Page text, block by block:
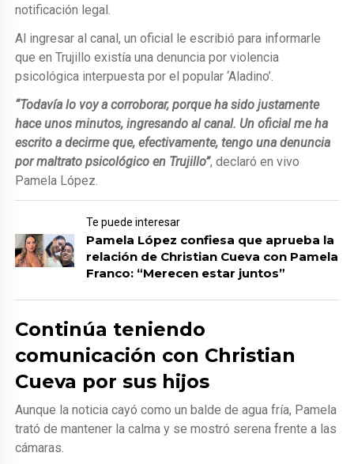
notificación legal.
Al ingresar al canal, un oficial le escribió para informarle
que en Trujillo existía una denuncia por violencia
psicológica interpuesta por el popular ‘Aladino’.
“Todavía lo voy a corroborar, porque ha sido justamente
hace unos minutos, ingresando al canal. Un oficial me ha
escrito a decirme que, efectivamente, tengo una denuncia
por maltrato psicológico en Trujillo”, declaró en vivo
Pamela López.
Te puede interesar
Pamela López confiesa que aprueba la
relación de Christian Cueva con Pamela
Franco: “Merecen estar juntos”
Continúa teniendo
comunicación con Christian
Cueva por sus hijos
Aunque la noticia cayó como un balde de agua fría, Pamela
trató de mantener la calma y se mostró serena frente a las
cámaras.